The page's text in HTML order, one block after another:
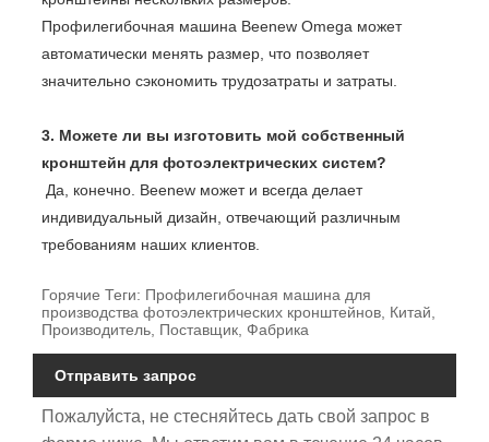
Профилегибочная машина Beenew Omega может
автоматически менять размер, что позволяет
значительно сэкономить трудозатраты и затраты.
3. Можете ли вы изготовить мой собственный
кронштейн для фотоэлектрических систем?
Да, конечно. Beenew может и всегда делает
индивидуальный дизайн, отвечающий различным
требованиям наших клиентов.
Горячие Теги: Профилегибочная машина для
производства фотоэлектрических кронштейнов, Китай,
Производитель, Поставщик, Фабрика
Отправить запрос
Пожалуйста, не стесняйтесь дать свой запрос в